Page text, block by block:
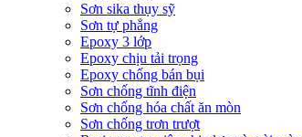
Sơn sika thụy sỹ
Sơn tự phẳng
Epoxy 3 lớp
Epoxy chịu tải trọng
Epoxy chống bán bụi
Sơn chống tĩnh điện
Sơn chống hóa chất ăn mòn
Sơn chống trơn trượt